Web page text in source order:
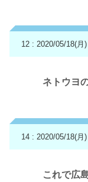
12 : 2020/05/18(月
ネトウヨ
14 : 2020/05/18(月
これで広